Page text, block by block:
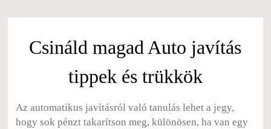
Csináld magad Auto javítás
tippek és trükkök
Az automatikus javításról való tanulás lehet a jegy,
hogy sok pénzt takarítson meg, különösen, ha van egy